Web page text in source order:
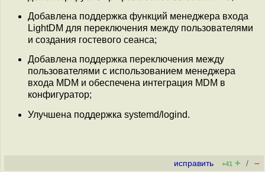
Добавлена поддержка функций менеджера входа
LightDM для переключения между пользователями
и создания гостевого сеанса;
Добавлена поддержка переключения между
пользователями с использованием менеджера
входа MDM и обеспечена интеграция MDM в
конфигуратор;
Улучшена поддержка systemd/logind.
исправить +41 + / –